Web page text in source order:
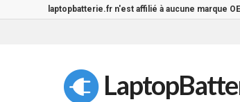
laptopbatterie.fr n'est affilié à aucune marque